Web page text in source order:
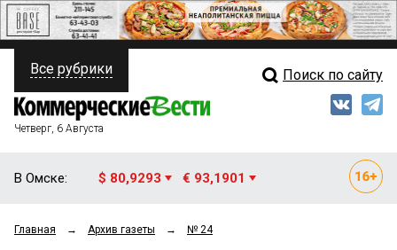
ПОЛИТИКА
ФИНАНСЫ
ОБЩЕСТВО
Свежий выпуск
Все рубрики Поиск по сайту
Четверг, 6 Августа
В Омске: $ 80,9293 € 93,1901
Главная → Архив газеты → № 24